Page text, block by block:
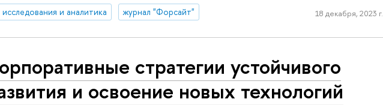
исследования и аналитика журнал "Форсайт" 18 декабря, 2023 г.
стратегии устойчивого
и освоение новых технологий